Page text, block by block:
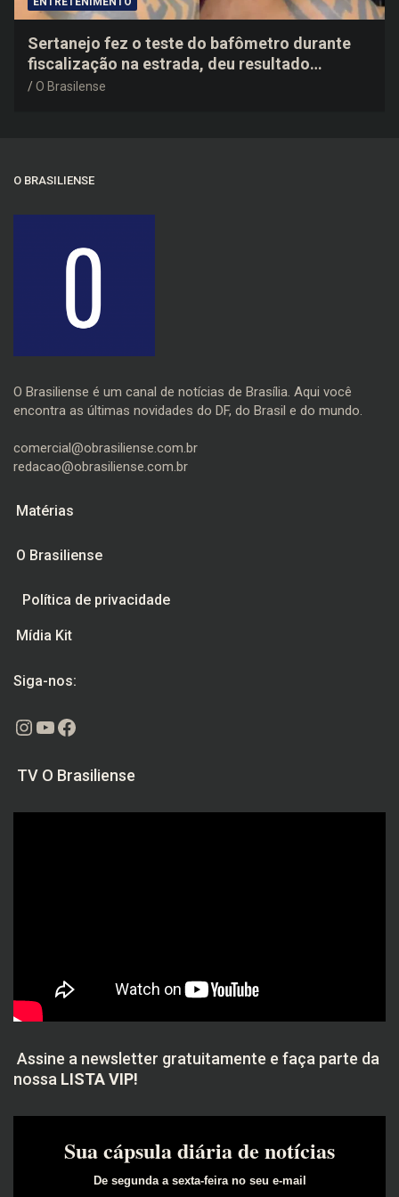
Sertanejo fez o teste do bafômetro durante
fiscalização na estrada, deu resultado
negativo e elogiou o trabalho dos agentes de
O Brasilense
O BRASILIENSE
O Brasiliense é um canal de notícias de Brasília. Aqui você
encontra as últimas novidades do DF, do Brasil e do mundo.
comercial@obrasiliense.com.br
redacao@obrasiliense.com.br
Matérias
O Brasiliense
Política de privacidade
Mídia Kit
Siga-nos:
Instagram
Youtube
Facebook
TV O Brasiliense
Assine a newsletter gratuitamente e faça parte da
nossa LISTA VIP!
Sua cápsula diária de notícias
De segunda a sexta-feira no seu e-mail